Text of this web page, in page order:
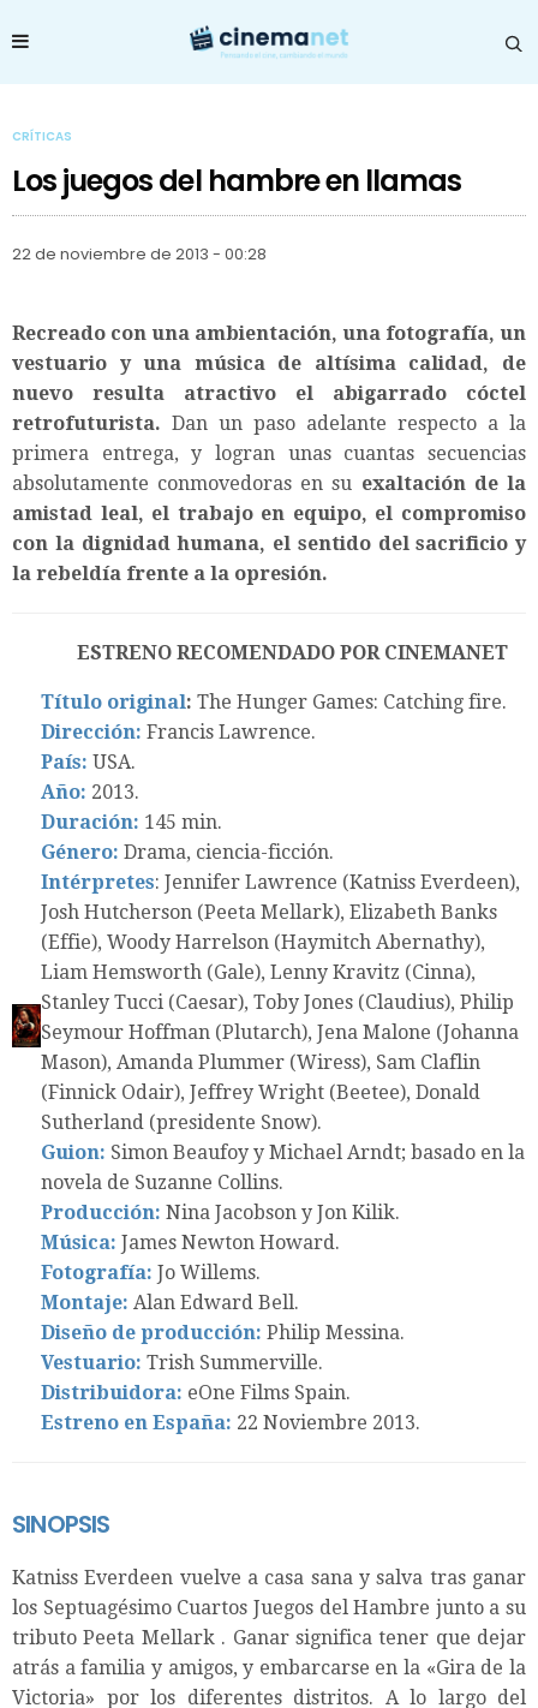
CRÍTICAS
Los juegos del hambre en llamas
22 de noviembre de 2013 - 00:28
Recreado con una ambientación, una fotografía, un
vestuario y una música de altísima calidad, de
nuevo resulta atractivo el abigarrado cóctel
retrofuturista. Dan un paso adelante respecto a la
primera entrega, y logran unas cuantas secuencias
absolutamente conmovedoras en su exaltación de la
amistad leal, el trabajo en equipo, el compromiso
con la dignidad humana, el sentido del sacrificio y
la rebeldía frente a la opresión.
ESTRENO RECOMENDADO POR CINEMANET
Título original: The Hunger Games: Catching fire.
Dirección: Francis Lawrence.
País: USA.
Año: 2013.
Duración: 145 min.
Género: Drama, ciencia-ficción.
Intérpretes: Jennifer Lawrence (Katniss Everdeen),
Josh Hutcherson (Peeta Mellark), Elizabeth Banks
(Effie), Woody Harrelson (Haymitch Abernathy),
Liam Hemsworth (Gale), Lenny Kravitz (Cinna),
Stanley Tucci (Caesar), Toby Jones (Claudius), Philip
Seymour Hoffman (Plutarch), Jena Malone (Johanna
Mason), Amanda Plummer (Wiress), Sam Claflin
(Finnick Odair), Jeffrey Wright (Beetee), Donald
Sutherland (presidente Snow).
Guion: Simon Beaufoy y Michael Arndt; basado en la
novela de Suzanne Collins.
Producción: Nina Jacobson y Jon Kilik.
Música: James Newton Howard.
Fotografía: Jo Willems.
Montaje: Alan Edward Bell.
Diseño de producción: Philip Messina.
Vestuario: Trish Summerville.
Distribuidora: eOne Films Spain.
Estreno en España: 22 Noviembre 2013.
SINOPSIS
Katniss Everdeen vuelve a casa sana y salva tras ganar
los Septuagésimo Cuartos Juegos del Hambre junto a su
tributo Peeta Mellark . Ganar significa tener que dejar
atrás a familia y amigos, y embarcarse en la «Gira de la
Victoria» por los diferentes distritos. A lo largo del